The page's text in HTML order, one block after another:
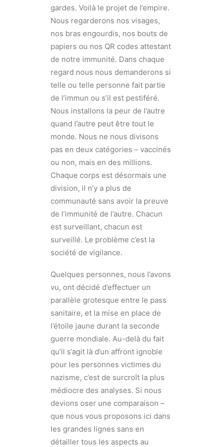
gardes. Voilà le projet de l’empire.
Nous regarderons nos visages,
nos bras engourdis, nos bouts de
papiers ou nos QR codes attestant
de notre immunité. Dans chaque
regard nous nous demanderons si
telle ou telle personne fait partie
de l’immun ou s’il est pestiféré.
Nous installons la peur de l’autre
quand l’autre peut être tout le
monde. Nous ne nous divisons
pas en deux catégories – vaccinés
ou non, mais en des millions.
Chaque corps est désormais une
division, il n’y a plus de
communauté sans avoir la preuve
de l’immunité de l’autre. Chacun
est surveillant, chacun est
surveillé. Le problème c’est la
société de vigilance.
Quelques personnes, nous l’avons
vu, ont décidé d’effectuer un
parallèle grotesque entre le pass
sanitaire, et la mise en place de
l’étoile jaune durant la seconde
guerre mondiale. Au-delà du fait
qu’il s’agit là d’un affront ignoble
pour les personnes victimes du
nazisme, c’est de surcroît la plus
médiocre des analyses. Si nous
devions oser une comparaison –
que nous vous proposons ici dans
les grandes lignes sans en
détailler tous les aspects au